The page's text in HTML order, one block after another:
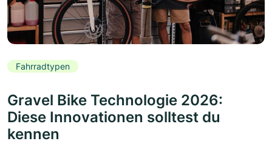
Fahrradtypen
Gravel Bike Technologie 2026:
Diese Innovationen solltest du
kennen